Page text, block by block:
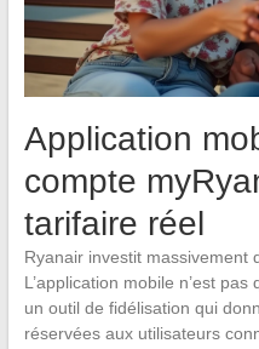
Application
compte
tarifaire réel
Ryanair investit massivement
L’application mobile n’est pas
un outil de fidélisation qui
réservées aux utilisateurs